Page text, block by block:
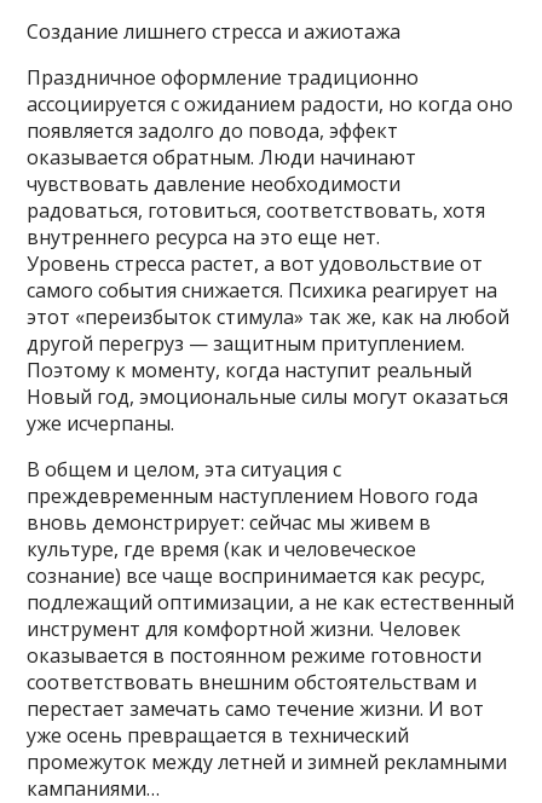
Создание лишнего стресса и ажиотажа
Праздничное оформление традиционно
ассоциируется с ожиданием радости, но когда оно
появляется задолго до повода, эффект
оказывается обратным. Люди начинают
чувствовать давление необходимости
радоваться, готовиться, соответствовать, хотя
внутреннего ресурса на это еще нет.
Уровень стресса растет, а вот удовольствие от
самого события снижается. Психика реагирует на
этот «переизбыток стимула» так же, как на любой
другой перегруз — защитным притуплением.
Поэтому к моменту, когда наступит реальный
Новый год, эмоциональные силы могут оказаться
уже исчерпаны.
В общем и целом, эта ситуация с
преждевременным наступлением Нового года
вновь демонстрирует: сейчас мы живем в
культуре, где время (как и человеческое
сознание) все чаще воспринимается как ресурс,
подлежащий оптимизации, а не как естественный
инструмент для комфортной жизни. Человек
оказывается в постоянном режиме готовности
соответствовать внешним обстоятельствам и
перестает замечать само течение жизни. И вот
уже осень превращается в технический
промежуток между летней и зимней рекламными
кампаниями…